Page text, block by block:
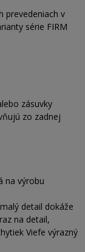
prevedeniach v
série FIRM
zásuvky
zo zadnej
na výrobu
detail dokáže
na detail,
Viefe výrazný